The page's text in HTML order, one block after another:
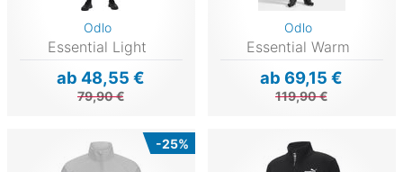
Odlo
Essential Light
ab 48,55 €
79,90 €
Odlo
Essential Warm
ab 69,15 €
119,90 €
-25%